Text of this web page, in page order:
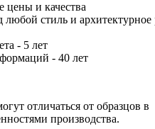
цены и качества
стиль и
- 5 лет
- 40 лет
отличаться от образцов в
производства.